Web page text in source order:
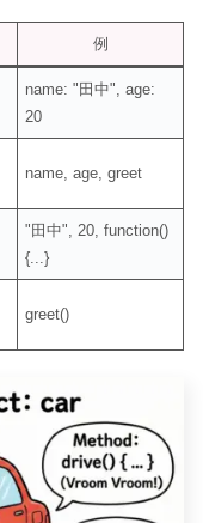
例
name: "田中", age:
20
name, age, greet
"田中", 20, function()
{...}
greet()